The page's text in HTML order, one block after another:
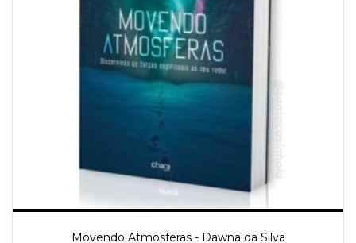
Movendo Atmosferas - Dawna da Silva